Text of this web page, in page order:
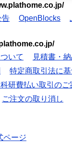
告 OpenBlocks
いて
見積書・
特定商取引法に
研費払い取引のご
ご注文の取り消し
ページ